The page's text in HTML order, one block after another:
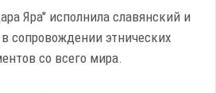
Яра" исполнила славянский и
сопровождении этнических
со всего мира.